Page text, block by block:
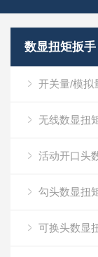
数显扭矩扳手
开关量/模拟
无线数显扭
活动开口头
勾头数显扭
可换头数显